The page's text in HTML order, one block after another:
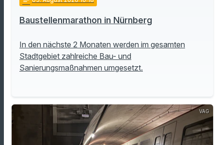
Baustellenmarathon in Nürnberg
In den nächste 2 Monaten werden im gesamten
Stadtgebiet zahlreiche Bau- und
Sanierungsmaßnahmen umgesetzt.
VAG